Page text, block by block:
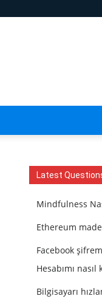
Latest
Mindfulness
Ethereum
Facebook
Hesabımı
Bilgisayarı